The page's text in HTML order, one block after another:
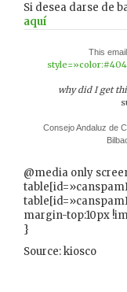
Si desea darse de
aquí
This
why did I get
Consejo Andaluz de
@media only
margin-top:10px
}
Source: kiosco